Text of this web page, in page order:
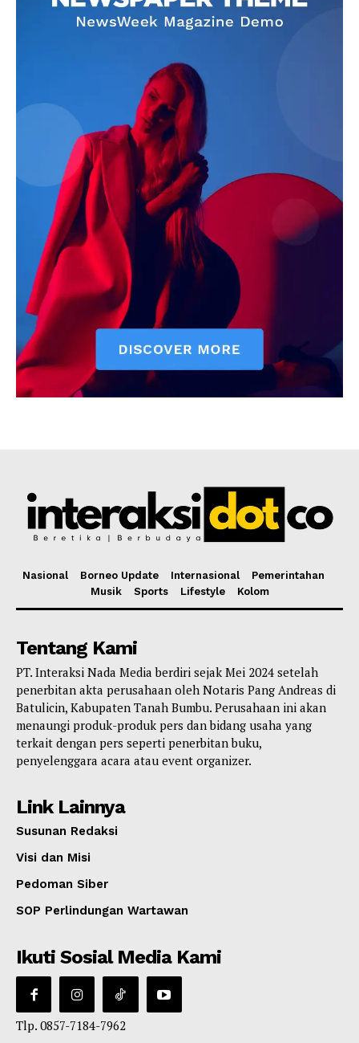
Nasional Borneo Update Internasional
Pemerintahan
Musik
Sports Lifestyle Kolom
Tentang Kami
PT. Interaksi Nada Media berdiri sejak Mei 2024 setelah
penerbitan akta perusahaan oleh Notaris Pang Andreas di
Batulicin, Kabupaten Tanah Bumbu. Perusahaan ini akan
menaungi produk-produk pers dan bidang usaha yang
terkait dengan pers seperti penerbitan buku,
penyelenggara acara atau event organizer.
Link Lainnya
Susunan Redaksi
Visi dan Misi
Pedoman Siber
SOP Perlindungan Wartawan
Ikuti Sosial Media Kami
Tlp. 0857-7184-7962